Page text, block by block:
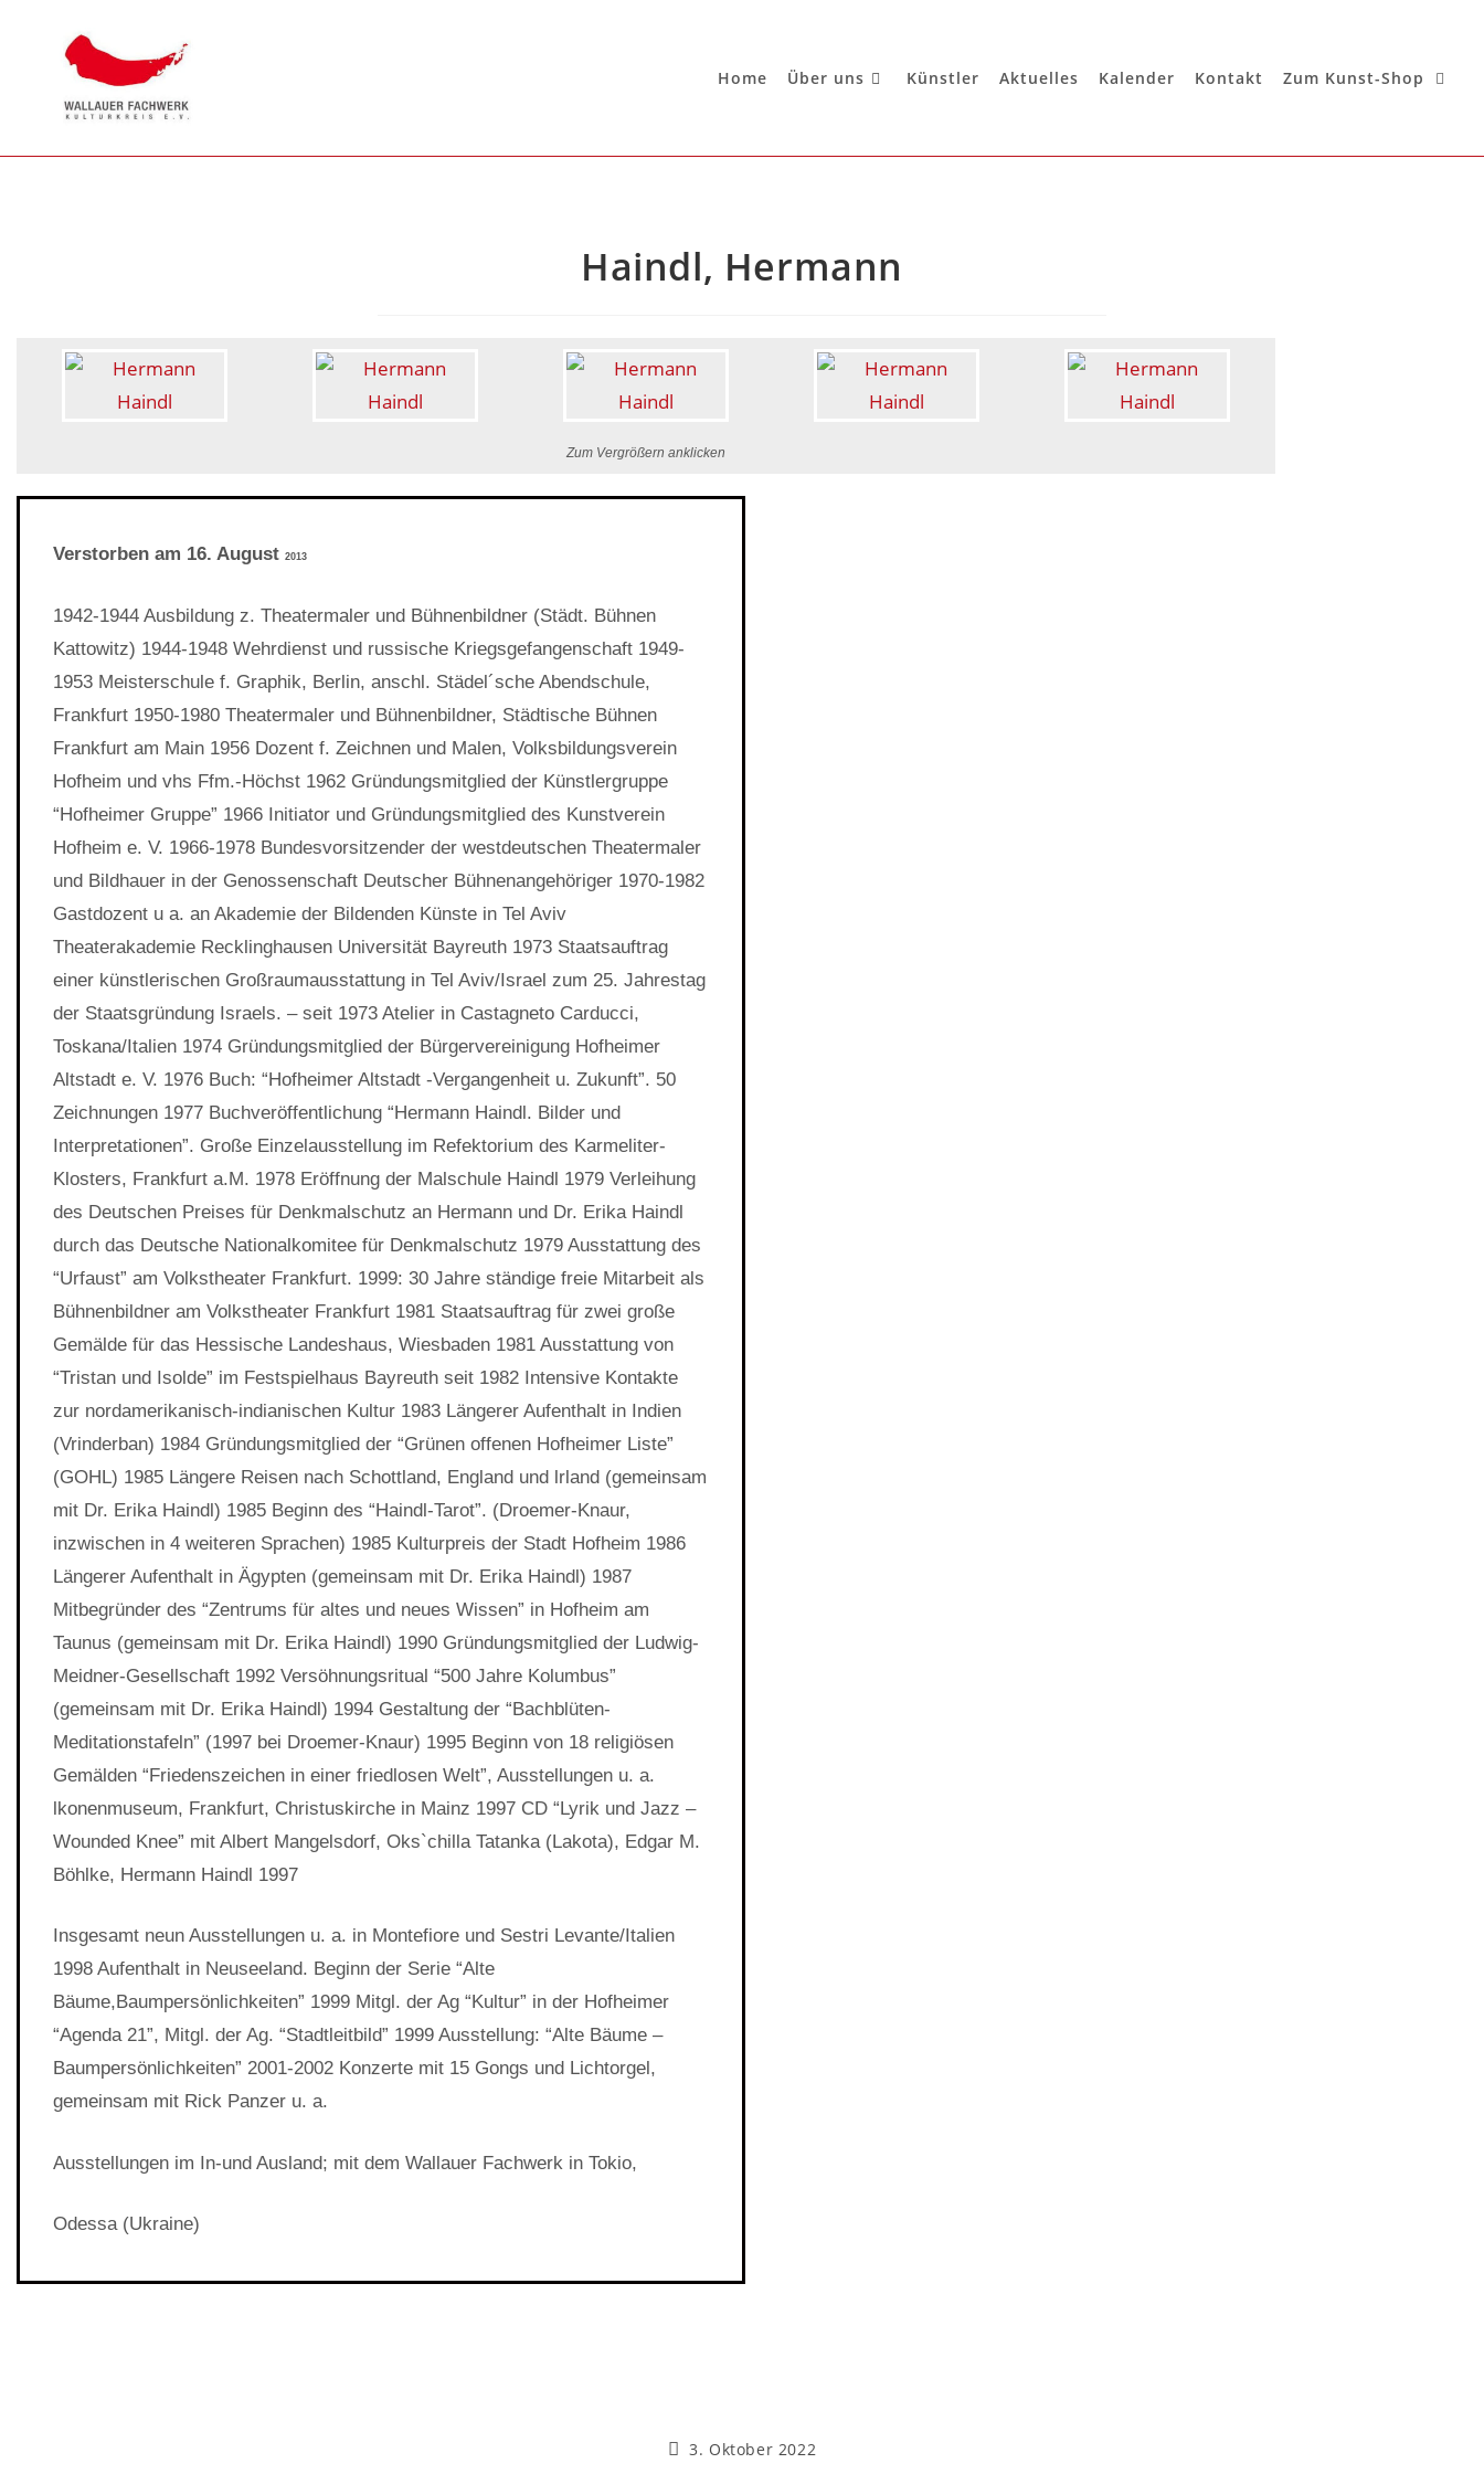
Home Über uns Künstler Aktuelles Kalender Kontakt Zum Kunst-Shop
Haindl, Hermann
Zum Vergrößern anklicken
Verstorben am 16. August 2013
1942-1944 Ausbildung z. Theatermaler und Bühnenbildner (Städt. Bühnen
Kattowitz) 1944-1948 Wehrdienst und russische Kriegsgefangenschaft 1949-
1953 Meisterschule f. Graphik, Berlin, anschl. Städel´sche Abendschule,
Frankfurt 1950-1980 Theatermaler und Bühnenbildner, Städtische Bühnen
Frankfurt am Main 1956 Dozent f. Zeichnen und Malen, Volksbildungsverein
Hofheim und vhs Ffm.-Höchst 1962 Gründungsmitglied der Künstlergruppe
“Hofheimer Gruppe” 1966 Initiator und Gründungsmitglied des Kunstverein
Hofheim e. V. 1966-1978 Bundesvorsitzender der westdeutschen Theatermaler
und Bildhauer in der Genossenschaft Deutscher Bühnenangehöriger 1970-1982
Gastdozent u a. an Akademie der Bildenden Künste in Tel Aviv
Theaterakademie Recklinghausen Universität Bayreuth 1973 Staatsauftrag
einer künstlerischen Großraumausstattung in Tel Aviv/Israel zum 25. Jahrestag
der Staatsgründung Israels. – seit 1973 Atelier in Castagneto Carducci,
Toskana/Italien 1974 Gründungsmitglied der Bürgervereinigung Hofheimer
Altstadt e. V. 1976 Buch: “Hofheimer Altstadt -Vergangenheit u. Zukunft”. 50
Zeichnungen 1977 Buchveröffentlichung “Hermann Haindl. Bilder und
Interpretationen”. Große Einzelausstellung im Refektorium des Karmeliter-
Klosters, Frankfurt a.M. 1978 Eröffnung der Malschule Haindl 1979 Verleihung
des Deutschen Preises für Denkmalschutz an Hermann und Dr. Erika Haindl
durch das Deutsche Nationalkomitee für Denkmalschutz 1979 Ausstattung des
“Urfaust” am Volkstheater Frankfurt. 1999: 30 Jahre ständige freie Mitarbeit als
Bühnenbildner am Volkstheater Frankfurt 1981 Staatsauftrag für zwei große
Gemälde für das Hessische Landeshaus, Wiesbaden 1981 Ausstattung von
“Tristan und Isolde” im Festspielhaus Bayreuth seit 1982 Intensive Kontakte
zur nordamerikanisch-indianischen Kultur 1983 Längerer Aufenthalt in Indien
(Vrinderban) 1984 Gründungsmitglied der “Grünen offenen Hofheimer Liste”
(GOHL) 1985 Längere Reisen nach Schottland, England und lrland (gemeinsam
mit Dr. Erika Haindl) 1985 Beginn des “Haindl-Tarot”. (Droemer-Knaur,
inzwischen in 4 weiteren Sprachen) 1985 Kulturpreis der Stadt Hofheim 1986
Längerer Aufenthalt in Ägypten (gemeinsam mit Dr. Erika Haindl) 1987
Mitbegründer des “Zentrums für altes und neues Wissen” in Hofheim am
Taunus (gemeinsam mit Dr. Erika Haindl) 1990 Gründungsmitglied der Ludwig-
Meidner-Gesellschaft 1992 Versöhnungsritual “500 Jahre Kolumbus”
(gemeinsam mit Dr. Erika Haindl) 1994 Gestaltung der “Bachblüten-
Meditationstafeln” (1997 bei Droemer-Knaur) 1995 Beginn von 18 religiösen
Gemälden “Friedenszeichen in einer friedlosen Welt”, Ausstellungen u. a.
lkonenmuseum, Frankfurt, Christuskirche in Mainz 1997 CD “Lyrik und Jazz –
Wounded Knee” mit Albert Mangelsdorf, Oks`chilla Tatanka (Lakota), Edgar M.
Böhlke, Hermann Haindl 1997
Insgesamt neun Ausstellungen u. a. in Montefiore und Sestri Levante/Italien
1998 Aufenthalt in Neuseeland. Beginn der Serie “Alte
Bäume,Baumpersönlichkeiten” 1999 Mitgl. der Ag “Kultur” in der Hofheimer
“Agenda 21”, Mitgl. der Ag. “Stadtleitbild” 1999 Ausstellung: “Alte Bäume –
Baumpersönlichkeiten” 2001-2002 Konzerte mit 15 Gongs und Lichtorgel,
gemeinsam mit Rick Panzer u. a.
Ausstellungen im In-und Ausland; mit dem Wallauer Fachwerk in Tokio,
Odessa (Ukraine)
3. Oktober 2022